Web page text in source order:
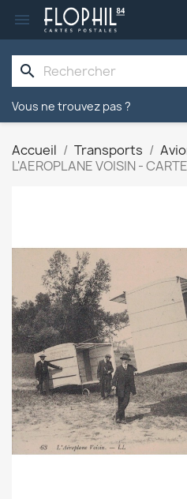

search
Vous ne trouvez pas ?
Accueil Transports
L'AEROPLANE VOISIN -